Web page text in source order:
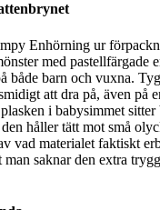
Enhörning ur
med pastellfärgade
både barn och vuxna.
att dra på, även på
i babysimmet
håller tätt mot små
vad materialet faktiskt
saknar den extra